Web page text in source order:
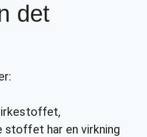
det
stoffet har en virkning